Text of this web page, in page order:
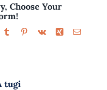
Choose Your
TumblrPinterest
Vk Xing Email
tugi